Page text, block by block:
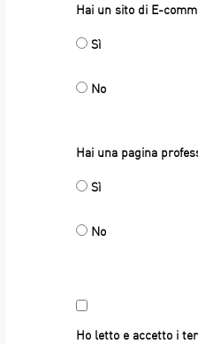
Hai un sito di E-
Sì
No
Hai una pagina
Sì
No
and
conditions
Ho letto e accetto i